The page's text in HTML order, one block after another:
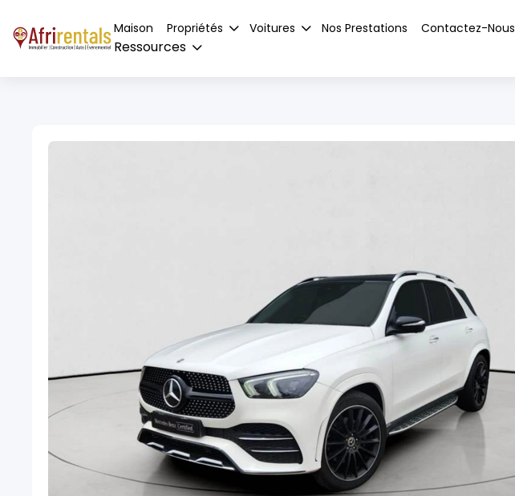
Maison Propriétés Voitures Nos Prestations Contactez-Nous
Ressources